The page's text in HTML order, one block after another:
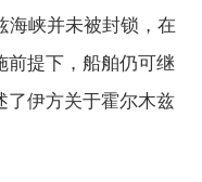
海峡并未被封锁，在
前提下，船舶仍可继
了伊方关于霍尔木兹